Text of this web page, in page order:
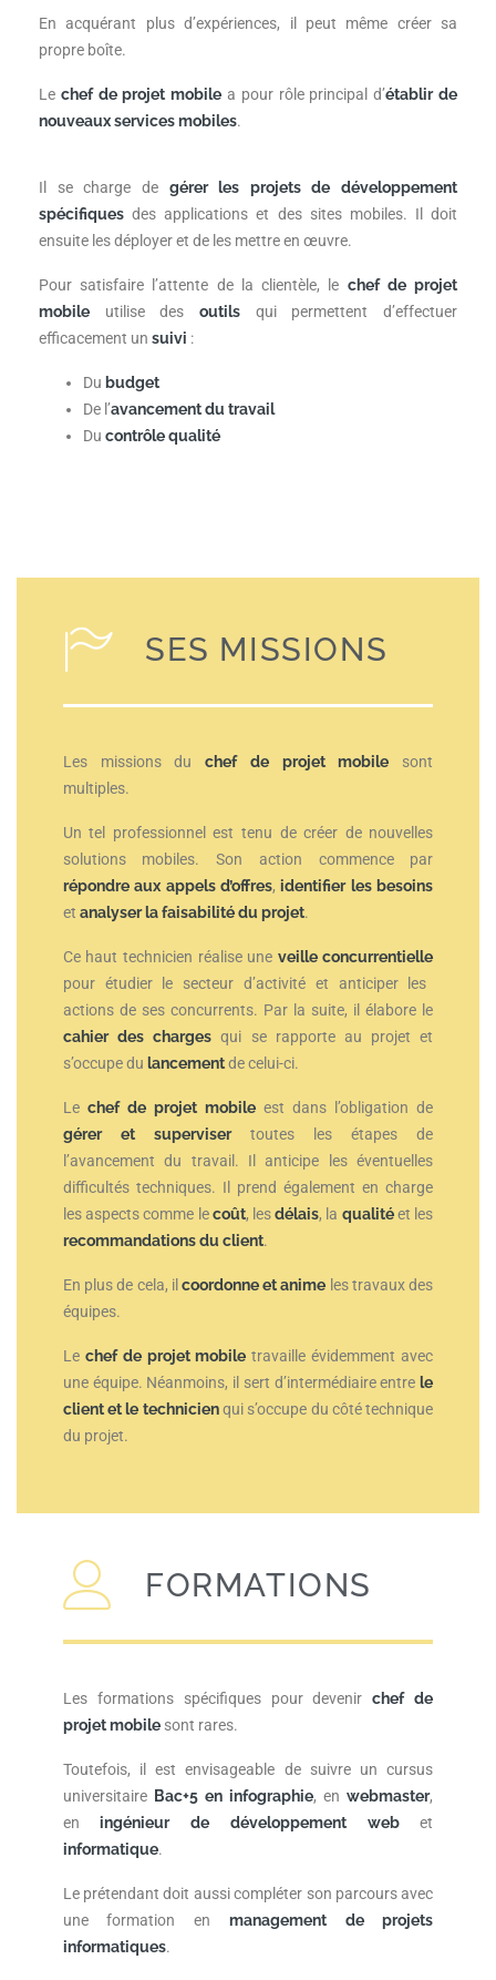
En acquérant plus d’expériences, il peut même créer sa
propre boîte.
Le chef de projet mobile a pour rôle principal d’établir de
nouveaux services mobiles.
Il se charge de gérer les projets de développement
spécifiques des applications et des sites mobiles. Il doit
ensuite les déployer et de les mettre en œuvre.
Pour satisfaire l’attente de la clientèle, le chef de projet
mobile utilise des outils qui permettent d’effectuer
efficacement un suivi :
Du budget
De l’avancement du travail
Du contrôle qualité
SES MISSIONS
Les missions duchef de projet mobile sont
multiples.
Un tel professionnel est tenu de créer de nouvelles
solutions mobiles. Son action commence par
répondre aux appels d’offres,identifier les besoins
et analyser la faisabilité du projet.
Ce haut technicien réalise une veille concurrentielle
pour étudier le secteur d’activité et anticiper les
actions de ses concurrents. Par la suite, il élabore le
cahier des charges qui se rapporte au projet et
s’occupe du lancementde celui-ci.
Le chef de projet mobile est dans l’obligation de
gérer et supervisertoutes les étapes de
l’avancement du travail. Il anticipe les éventuelles
difficultés techniques. Il prend également en charge
les aspects comme lecoût, lesdélais, la qualitéet les
recommandations du client.
En plus de cela, il coordonne et anime les travaux des
équipes.
Le chef de projet mobile travaille évidemment avec
une équipe. Néanmoins, il sert d’intermédiaire entre le
client et le technicienqui s’occupe du côté technique
du projet.
FORMATIONS
Les formations spécifiques pour devenirchef de
projet mobilesont rares.
Toutefois, il est envisageable de suivre un cursus
universitaire Bac+5 en infographie, enwebmaster,
eningénieur de développement webet
informatique.
Le prétendant doit aussi compléter son parcours avec
une formation en management de projets
informatiques.